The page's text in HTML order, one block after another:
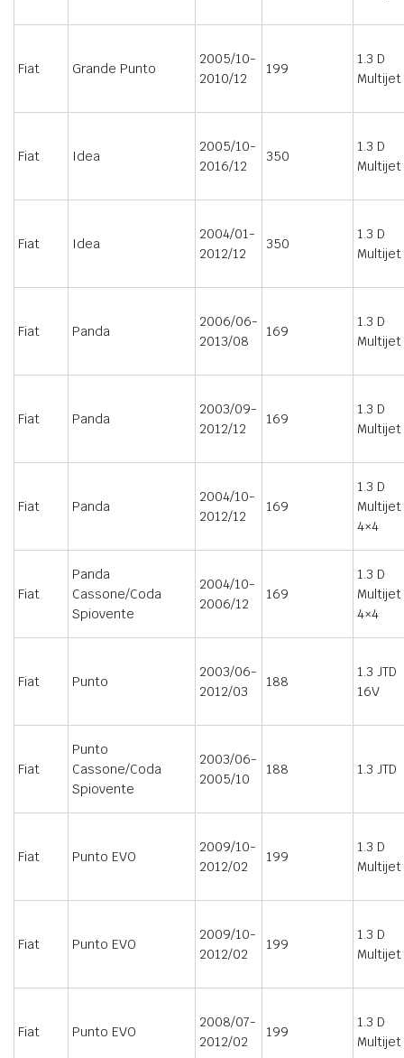
Fiat Grande Punto
2005/10-
2010/12
199
1.3 D
Multijet
Fiat Idea
2005/10-
2016/12
350
1.3 D
Multijet
Fiat Idea
2004/01-
2012/12
350
1.3 D
Multijet
Fiat Panda
2006/06-
2013/08
169
1.3 D
Multijet
Fiat Panda
2003/09-
2012/12
169
1.3 D
Multijet
Fiat Panda
2004/10-
2012/12
169
1.3 D
Multijet
4×4
Fiat
Panda
Cassone/Coda
Spiovente
2004/10-
2006/12
169
1.3 D
Multijet
4×4
Fiat Punto
2003/06-
2012/03
188
1.3 JTD
16V
Fiat
Punto
Cassone/Coda
Spiovente
2003/06-
2005/10
188 1.3 JTD
Fiat Punto EVO
2009/10-
2012/02
199
1.3 D
Multijet
Fiat Punto EVO
2009/10-
2012/02
199
1.3 D
Multijet
Fiat Punto EVO
2008/07-
2012/02
199
1.3 D
Multijet